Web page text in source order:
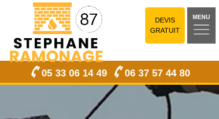
DEVIS
GRATUIT
MENU
05 33 06 14 49 06 37 57 44 80